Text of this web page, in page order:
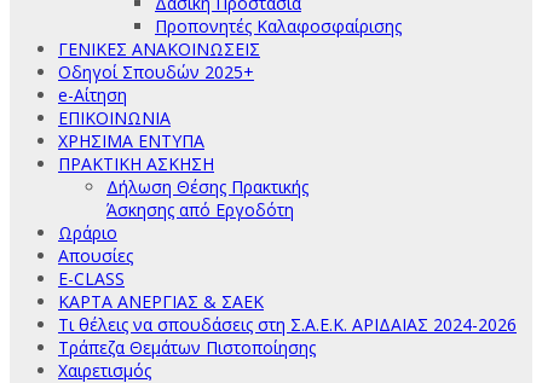
Προπονητές Καλαφοσφαίρισης
ΓΕΝΙΚΕΣ ΑΝΑΚΟΙΝΩΣΕΙΣ
Οδηγοί Σπουδών 2025+
e-Αίτηση
ΕΠΙΚΟΙΝΩΝΙΑ
ΧΡΗΣΙΜΑ ΕΝΤΥΠΑ
ΠΡΑΚΤΙΚΗ ΑΣΚΗΣΗ
Δήλωση Θέσης Πρακτικής
Άσκησης από Εργοδότη
Ωράριο
Απουσίες
E-CLASS
ΚΑΡΤΑ ΑΝΕΡΓΙΑΣ & ΣΑΕΚ
Τι θέλεις να σπουδάσεις στη Σ.Α.Ε.Κ. ΑΡΙΔΑΙΑΣ 2024-2026
Τράπεζα Θεμάτων Πιστοποίησης
Χαιρετισμός